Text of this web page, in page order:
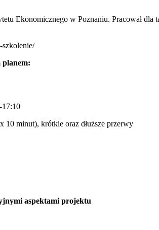
Ekonomicznego w Poznaniu. Pracował
szkolenie/
planem:
17:10
10 minut), krótkie oraz dłuższe przerwy
aspektami projektu